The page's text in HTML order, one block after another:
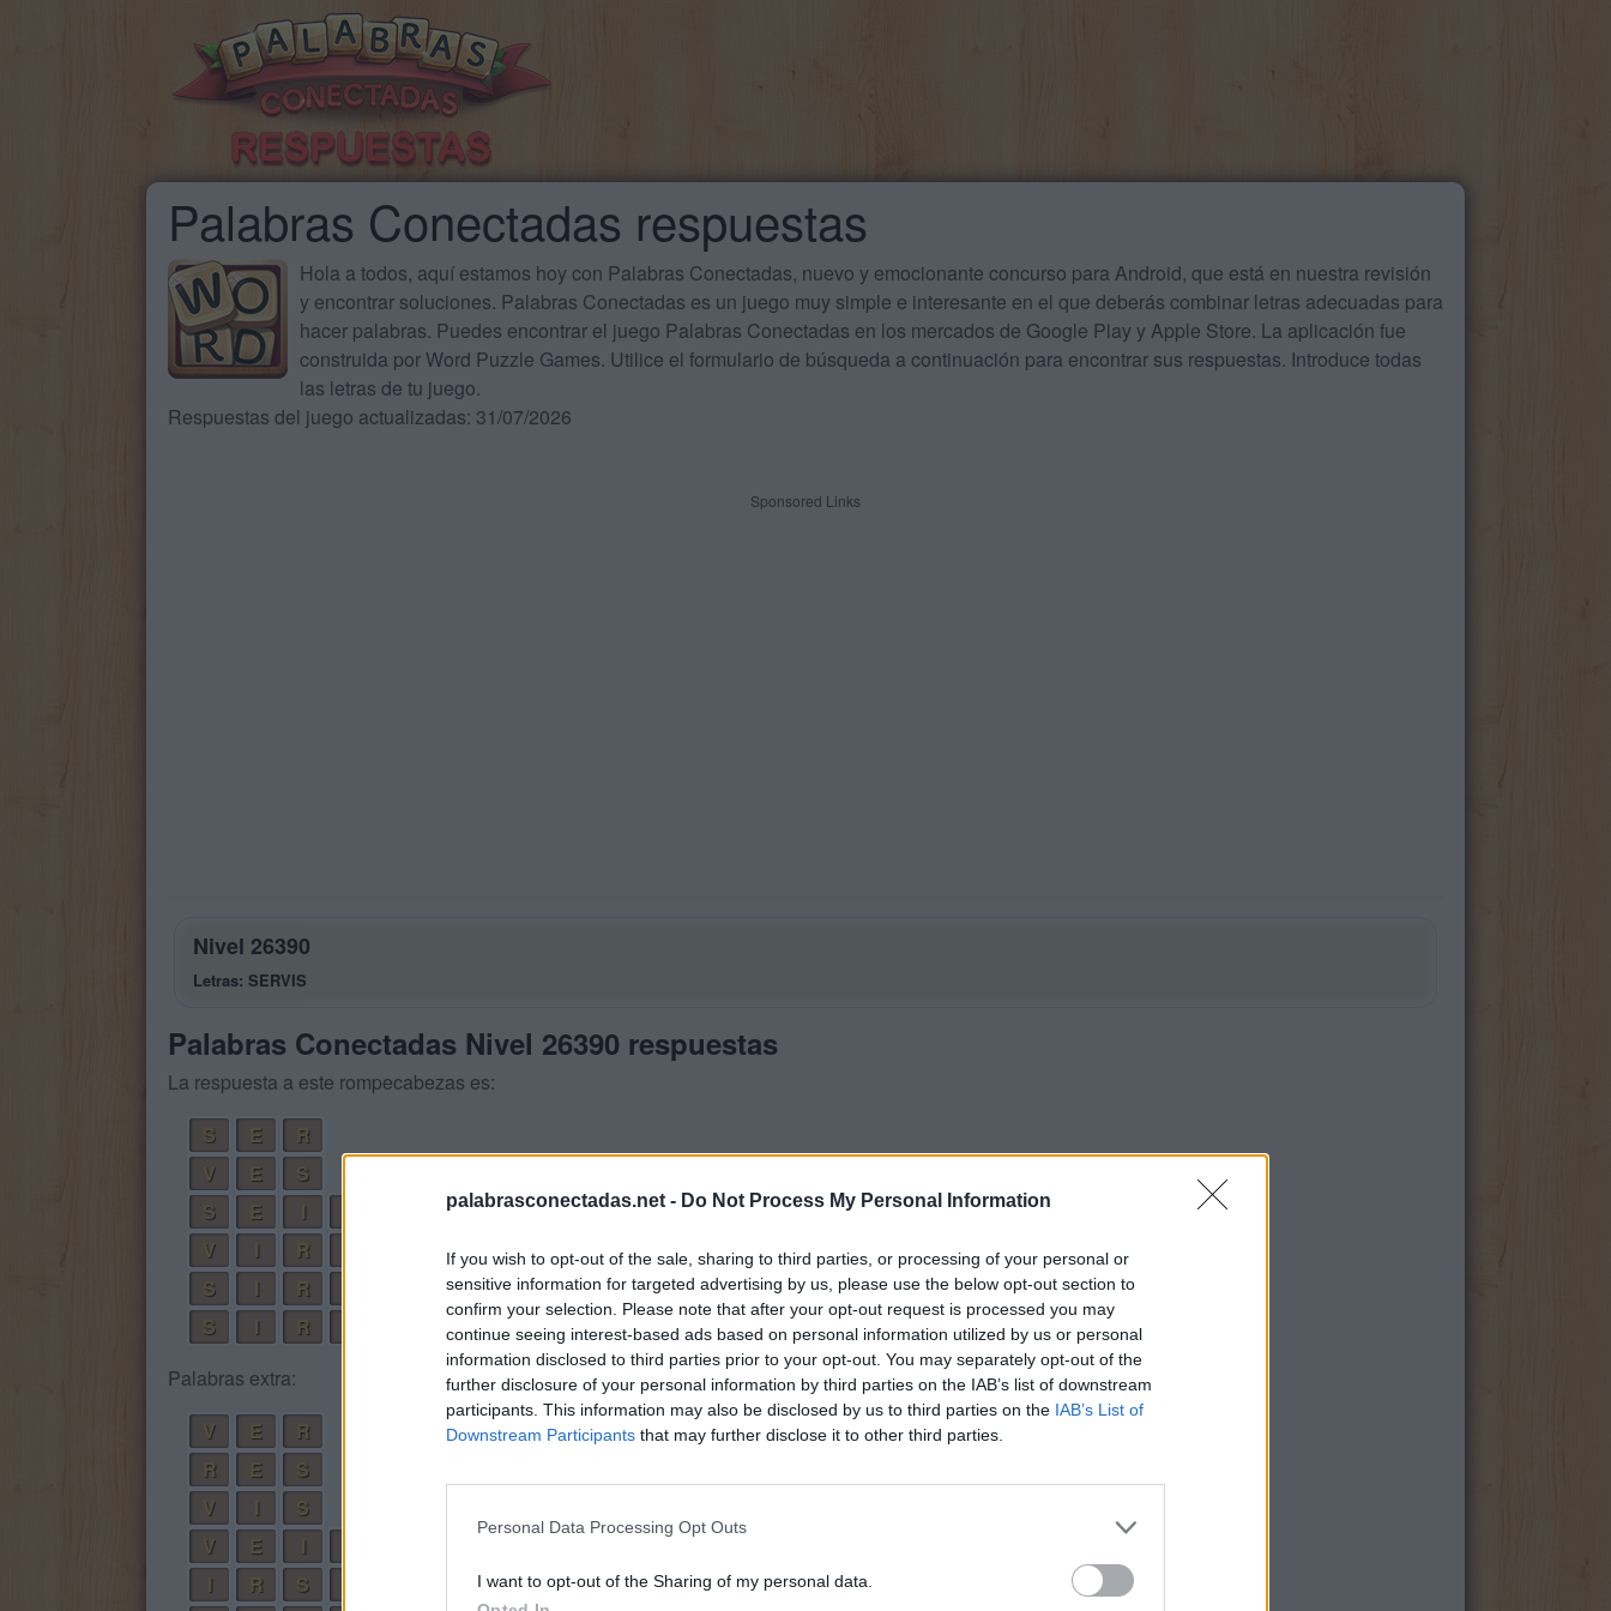
palabrasconectadas.net - Do Not Process My Personal Information
If you wish to opt-out of the sale, sharing to third parties, or processing of your personal or
sensitive information for targeted advertising by us, please use the below opt-out section to
confirm your selection. Please note that after your opt-out request is processed you may
continue seeing interest-based ads based on personal information utilized by us or personal
information disclosed to third parties prior to your opt-out. You may separately opt-out of the
further disclosure of your personal information by third parties on the IAB’s list of downstream
participants. This information may also be disclosed by us to third parties on the IAB’s List of
Downstream Participants that may further disclose it to other third parties.
Personal Data Processing Opt Outs
I want to opt-out of the Sharing of my personal data.
Palabras Conectadas respuestas
Hola a todos, aquí estamos hoy con Palabras Conectadas, nuevo y emocionante concurso para Android, que está en nuestra revisión
y encontrar soluciones. Palabras Conectadas es un juego muy simple e interesante en el que deberás combinar letras adecuadas para
hacer palabras. Puedes encontrar el juego Palabras Conectadas en los mercados de Google Play y Apple Store. La aplicación fue
construida por Word Puzzle Games. Utilice el formulario de búsqueda a continuación para encontrar sus respuestas. Introduce todas
las letras de tu juego.
Respuestas del juego actualizadas: 31/07/2026
Sponsored Links
Nivel 26390
Letras: SERVIS
Palabras Conectadas Nivel 26390 respuestas
La respuesta a este rompecabezas es:
S
E
R
V
E
S
S
E
V
R
S
R
S
R
S
Palabras extra:
V
E
R
R
E
S
V
S
V
E
R S